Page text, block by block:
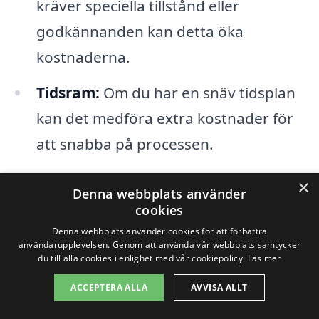
kräver speciella tillstånd eller
godkännanden kan detta öka
kostnaderna.
Tidsram: Om du har en snäv tidsplan
kan det medföra extra kostnader för
att snabba på processen.
För att säkerställa att du får det bästa
möjliga erbjudandet rekommenderar vi
att du inhämtar flera offerter från olika
entreprenörer i Lillkyrka. Våra resurser på
totalentreprenad-pris.se gör det enkelt
×
Denna webbplats använder
cookies
Denna webbplats använder cookies för att förbättra
användarupplevelsen. Genom att använda vår webbplats samtycker
du till alla cookies i enlighet med vår cookiepolicy. Läs mer
ACCEPTERA ALLA AVVISA ALLT